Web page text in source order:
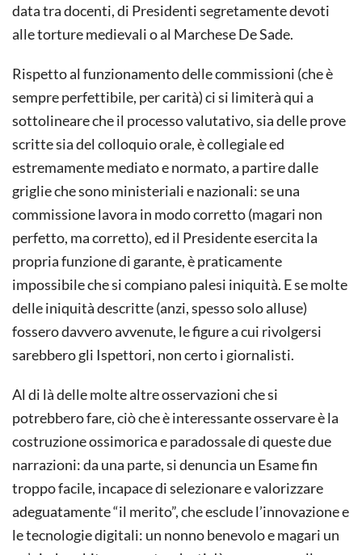
data tra docenti, di Presidenti segretamente devoti
alle torture medievali o al Marchese De Sade.
Rispetto al funzionamento delle commissioni (che è
sempre perfettibile, per carità) ci si limiterà qui a
sottolineare che il processo valutativo, sia delle prove
scritte sia del colloquio orale, è collegiale ed
estremamente mediato e normato, a partire dalle
griglie che sono ministeriali e nazionali: se una
commissione lavora in modo corretto (magari non
perfetto, ma corretto), ed il Presidente esercita la
propria funzione di garante, è praticamente
impossibile che si compiano palesi iniquità. E se molte
delle iniquità descritte (anzi, spesso solo alluse)
fossero davvero avvenute, le figure a cui rivolgersi
sarebbero gli Ispettori, non certo i giornalisti.
Al di là delle molte altre osservazioni che si
potrebbero fare, ciò che è interessante osservare è la
costruzione ossimorica e paradossale di queste due
narrazioni: da una parte, si denuncia un Esame fin
troppo facile, incapace di selezionare e valorizzare
adeguatamente “il merito”, che esclude l’innovazione e
le tecnologie digitali: un nonno benevolo e magari un